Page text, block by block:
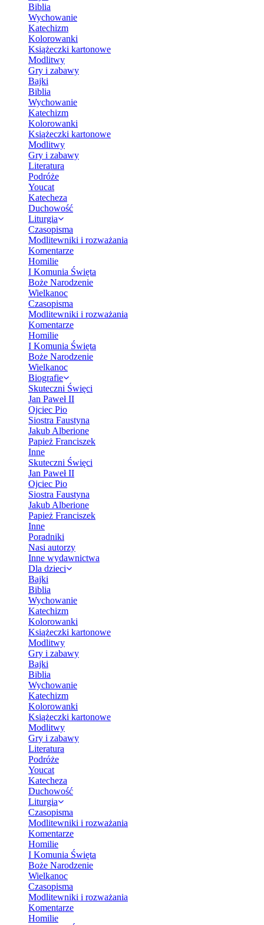
Biblia
Wychowanie
Katechizm
Kolorowanki
Książeczki kartonowe
Modlitwy
Gry i zabawy
Bajki
Biblia
Wychowanie
Katechizm
Kolorowanki
Książeczki kartonowe
Modlitwy
Gry i zabawy
Literatura
Podróże
Youcat
Katecheza
Duchowość
Liturgia
Czasopisma
Modlitewniki i rozważania
Komentarze
Homilie
I Komunia Święta
Boże Narodzenie
Wielkanoc
Czasopisma
Modlitewniki i rozważania
Komentarze
Homilie
I Komunia Święta
Boże Narodzenie
Wielkanoc
Biografie
Skuteczni Święci
Jan Paweł II
Ojciec Pio
Siostra Faustyna
Jakub Alberione
Papież Franciszek
Inne
Skuteczni Święci
Jan Paweł II
Ojciec Pio
Siostra Faustyna
Jakub Alberione
Papież Franciszek
Inne
Poradniki
Nasi autorzy
Inne wydawnictwa
Dla dzieci
Bajki
Biblia
Wychowanie
Katechizm
Kolorowanki
Książeczki kartonowe
Modlitwy
Gry i zabawy
Bajki
Biblia
Wychowanie
Katechizm
Kolorowanki
Książeczki kartonowe
Modlitwy
Gry i zabawy
Literatura
Podróże
Youcat
Katecheza
Duchowość
Liturgia
Czasopisma
Modlitewniki i rozważania
Komentarze
Homilie
I Komunia Święta
Boże Narodzenie
Wielkanoc
Czasopisma
Modlitewniki i rozważania
Komentarze
Homilie